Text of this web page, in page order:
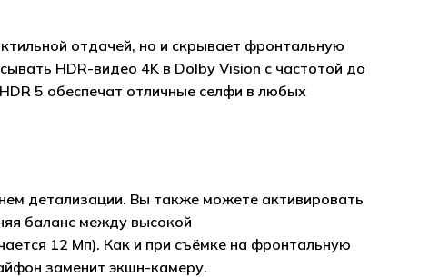
отдачей, но и скрывает фронтальную
HDR-видео 4K в Dolby Vision с частотой до
5 обеспечат отличные селфи в любых
детализации. Вы также можете активировать
баланс между высокой
12 Мп). Как и при съёмке на фронтальную
заменит экшн-камеру.